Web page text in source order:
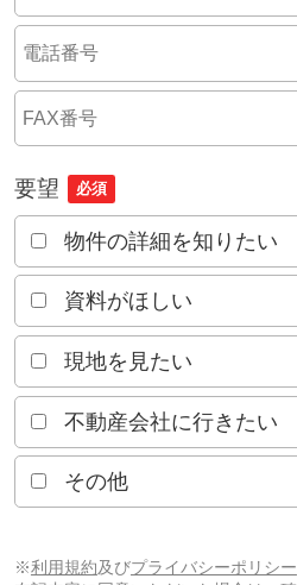
要望 必須
物件の詳細を知りたい
資料がほしい
現地を見たい
不動産会社に行きたい
その他
※利用規約及びプライバシーポリシー